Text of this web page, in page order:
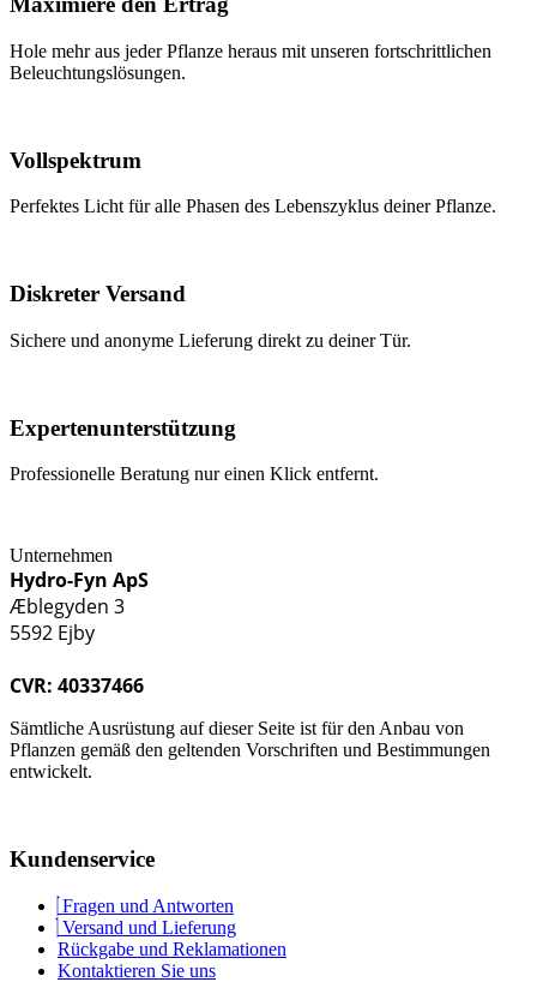
Hole mehr aus jeder Pflanze heraus mit unseren fortschrittlichen
Beleuchtungslösungen.
Vollspektrum
Perfektes Licht für alle Phasen des Lebenszyklus deiner Pflanze.
Diskreter Versand
Sichere und anonyme Lieferung direkt zu deiner Tür.
Expertenunterstützung
Professionelle Beratung nur einen Klick entfernt.
Unternehmen
Hydro-Fyn ApS
Æblegyden 3
5592 Ejby
CVR: 40337466
Sämtliche Ausrüstung auf dieser Seite ist für den Anbau von
Pflanzen gemäß den geltenden Vorschriften und Bestimmungen
entwickelt.
Kundenservice
Fragen und Antworten
Versand und Lieferung
Rückgabe und Reklamationen
Kontaktieren Sie uns